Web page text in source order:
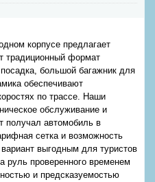
корпусе предлагает
традиционный формат
большой багажник для
обеспечивают
по трассе. Наши
обслуживание и
получал автомобиль в
сетка и возможность
выгодным для туристов
руль проверенного временем
и предсказуемостью